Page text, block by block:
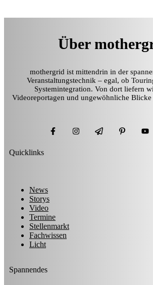
Über
mothergrid ist mittendrin in der
Veranstaltungstechnik – egal, ob
Systemintegration. Von dort liefern
Videoreportagen und ungewöhnliche
Quicklinks
News
Storys
Video
Termine
Stellenmarkt
Fachwissen
Licht
Spannendes